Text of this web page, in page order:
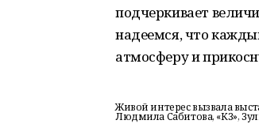
подчеркивает
надеемся, что
атмосферу и
Живой интерес вызвала
Людмила Сабитова, «КЗ»,